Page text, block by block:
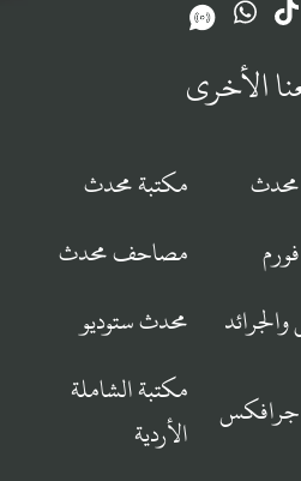
الأخرى
محدث
مكتبة محدث
مصاحف محدث
والجرائد محدث ستوديو
مكتبة الشاملة
الأردية